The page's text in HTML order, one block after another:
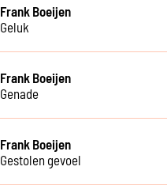
Frank Boeijen
Geluk
Frank Boeijen
Genade
Frank Boeijen
Gestolen gevoel